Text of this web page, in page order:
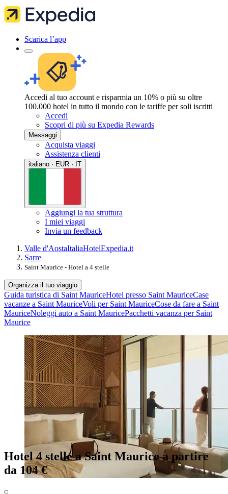
Scarica l’app
Accedi al tuo account e risparmia un 10% o più su oltre
100.000 hotel in tutto il mondo con le tariffe per soli iscritti
Accedi
Scopri di più su Expedia Rewards
Messaggi
Acquista viaggi
Assistenza clienti
italiano · EUR · IT
Aggiungi la tua struttura
I miei viaggi
Invia un feedback
Valle d'AostaItaliaHotelExpedia.it
Sarre
Saint Maurice - Hotel a 4 stelle
Organizza il tuo viaggio
Guida turistica di Saint MauriceHotel presso Saint MauriceCase
vacanze a Saint MauriceVoli per Saint MauriceCose da fare a Saint
MauriceNoleggi auto a Saint MauricePacchetti vacanza per Saint
Maurice
Hotel 4 stelle a Saint Maurice a partire
da 104 €